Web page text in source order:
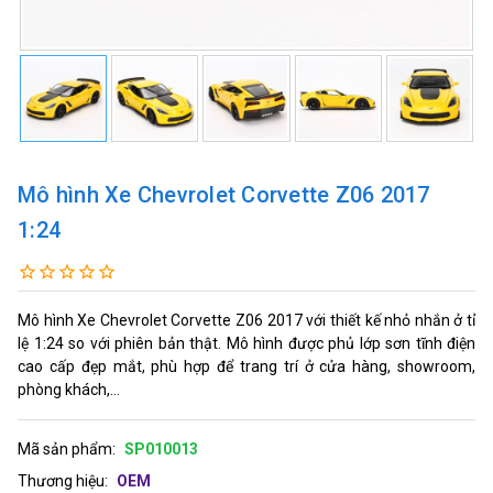
Mô hình Xe Chevrolet Corvette Z06 2017
1:24
Mô hình Xe Chevrolet Corvette Z06 2017 với thiết kế nhỏ nhắn ở tỉ
lệ 1:24 so với phiên bản thật. Mô hình được phủ lớp sơn tĩnh điện
cao cấp đẹp mắt, phù hợp để trang trí ở cửa hàng, showroom,
phòng khách,...
Mã sản phẩm: SP010013
Thương hiệu:
OEM